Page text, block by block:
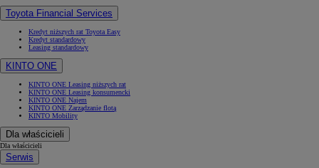
Toyota Financial Services
Kredyt niższych rat Toyota Easy
Kredyt standardowy
Leasing standardowy
KINTO ONE
KINTO ONE Leasing niższych rat
KINTO ONE Leasing konsumencki
KINTO ONE Najem
KINTO ONE Zarządzanie flotą
KINTO Mobility
Dla właścicieli
Dla właścicieli
Serwis